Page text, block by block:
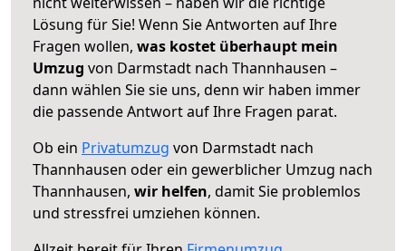
Lösung für Sie! Wenn Sie Antworten auf Ihre
Fragen wollen, was kostet überhaupt mein
Umzug von Darmstadt nach Thannhausen –
dann wählen Sie sie uns, denn wir haben immer
die passende Antwort auf Ihre Fragen parat.
Ob ein Privatumzug von Darmstadt nach
Thannhausen oder ein gewerblicher Umzug nach
Thannhausen, wir helfen, damit Sie problemlos
und stressfrei umziehen können.